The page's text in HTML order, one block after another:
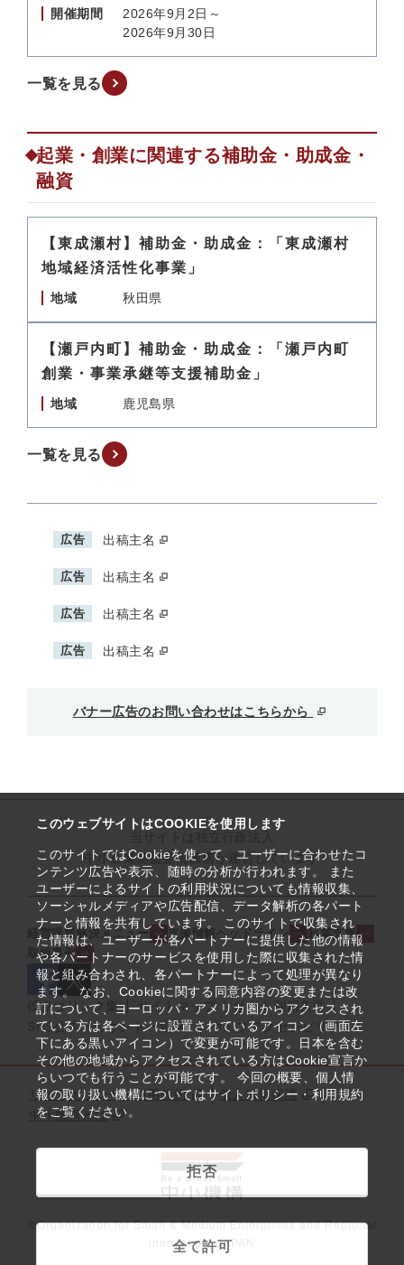
このウェブサイトはCOOKIEを使用します
このサイトではCookieを使って、ユーザーに合わせたコ
ンテンツ広告や表示、随時の分析が行われます。 また
ユーザーによるサイトの利用状況についても情報収集、
ソーシャルメディアや広告配信、データ解析の各パート
ナーと情報を共有しています。 このサイトで収集され
た情報は、ユーザーが各パートナーに提供した他の情報
や各パートナーのサービスを使用した際に収集された情
報と組み合わされ、各パートナーによって処理が異なり
ます。 なお、Cookieに関する同意内容の変更または改
訂について、ヨーロッパ・アメリカ圏からアクセスされ
ている方は各ページに設置されているアイコン（画面左
下にある黒いアイコン）で変更が可能です。日本を含む
その他の地域からアクセスされている方はCookie宣言か
らいつでも行うことが可能です。 今回の概要、個人情
報の取り扱い機構についてはサイトポリシー・利用規約
をご覧ください。
拒否
全て許可
開催期間
2026年9月2日～
2026年9月30日
一覧を見る
起業・創業に関連する補助金・助成金・
融資
【東成瀬村】補助金・助成金：「東成瀬村
地域経済活性化事業」
地域 秋田県
【瀬戸内町】補助金・助成金：「瀬戸内町
創業・事業承継等支援補助金」
地域 鹿児島県
一覧を見る
広告 出稿主名
広告 出稿主名
広告 出稿主名
広告 出稿主名
バナー広告のお問い合わせはこちらから
中小企業基盤整備機構が運営しています
経営課題解決メニュー 支援情報ヘッドライン
起業支援
取組事例
役立つリンク集 サイトマップ
サイト利用条件
SNS公式アカウント一覧
ウェブアクセシビリティ
サイトポリシー・利用規約
個人情報保護
中小機構とは
©Organization for Small & Medium Enterprises and Regional
Innovation, JAPAN